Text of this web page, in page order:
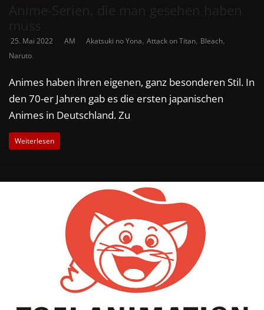
25. Mai 2022 AM Akatsuki no Yona, Attack on Titan, Bleach,
Naruto
Animes haben ihren eigenen, ganz besonderen Stil. In
den 70-er Jahren gab es die ersten japanischen
Animes in Deutschland. Zu
Weiterlesen